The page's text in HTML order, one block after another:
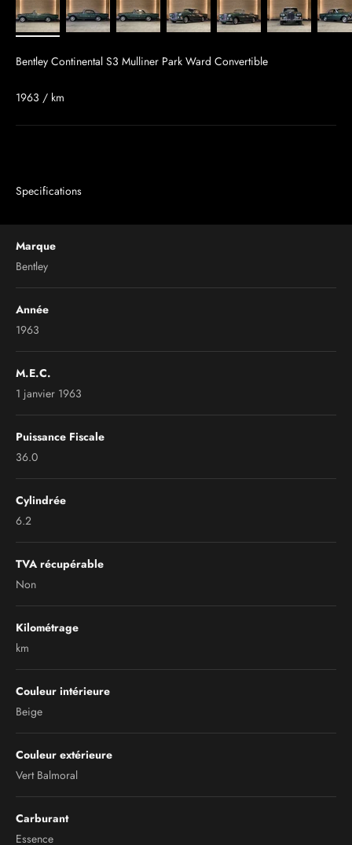
Bentley Continental S3 Mulliner Park Ward Convertible
1963 / km
Specifications
Marque
Bentley
Année
1963
M.E.C.
1 janvier 1963
Puissance Fiscale
36.0
Cylindrée
6.2
TVA récupérable
Non
Kilométrage
km
Couleur intérieure
Beige
Couleur extérieure
Vert Balmoral
Carburant
Essence